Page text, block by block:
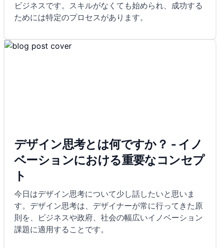
ビジネスです。スキルがなくても始められ、成功する
ためには特定のプロセスがあります。
デザイン思考とは何ですか？ - イノ
ベーションにおける重要なコンセプ
ト
今日はデザイン思考について少し話したいと思いま
す。デザイン思考は、デザイナーが常に行ってきた原
則を、ビジネスや政府、社会の幅広いイノベーション
課題に適用することです。